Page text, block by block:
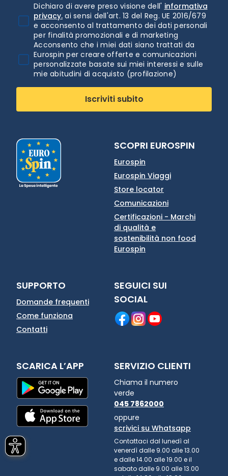
Dichiaro di avere preso visione dell' informativa
privacy. ai sensi dell'art. 13 del Reg. UE 2016/679
e acconsento al trattamento dei dati personali
per finalità promozionali e di marketing
Acconsento che i miei dati siano trattati da
Eurospin per creare offerte e comunicazioni
personalizzate basate sui miei interessi e sulle
mie abitudini di acquisto (profilazione)
Iscriviti subito
SCOPRI EUROSPIN
Eurospin
Eurospin Viaggi
Store locator
Comunicazioni
Certificazioni - Marchi
di qualità e
sostenibilità non food
Eurospin
SUPPORTO
Domande frequenti
Come funziona
Contatti
SEGUICI SUI
SOCIAL
SCARICA L’APP SERVIZIO CLIENTI
Chiama il numero
verde
045 7862000
oppure
scrivici su Whatsapp
Contattaci dal lunedì al
venerdì dalle 9.00 alle 13.00
e dalle 14.00 alle 19.00 e il
sabato dalle 9.00 alle 13.00